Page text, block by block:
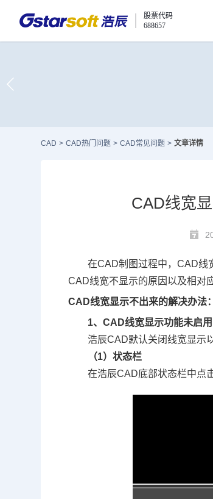
股票代码
688657
CAD > CAD热门问题 > CAD常见问题 > 文章详情
CAD线宽
在CAD制图过程中，CAD线
CAD线宽不显示的原因以及相对
CAD线宽显示不出来的解决办法：
1、CAD线宽显示功能未启用
浩辰CAD默认关闭线宽显示
（1）状态栏
在浩辰CAD底部状态栏中点